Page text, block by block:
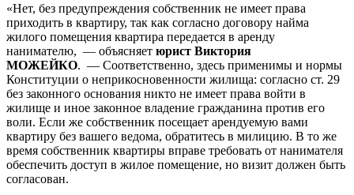
«Нет, без предупреждения собственник не имеет права
приходить в квартиру, так как согласно договору найма
жилого помещения квартира передается в аренду
нанимателю, — объясняет юрист Виктория
МОЖЕЙКО. — Соответственно, здесь применимы и нормы
Конституции о неприкосновенности жилища: согласно ст. 29
без законного основания никто не имеет права войти в
жилище и иное законное владение гражданина против его
воли. Если же собственник посещает арендуемую вами
квартиру без вашего ведома, обратитесь в милицию. В то же
время собственник квартиры вправе требовать от нанимателя
обеспечить доступ в жилое помещение, но визит должен быть
согласован.